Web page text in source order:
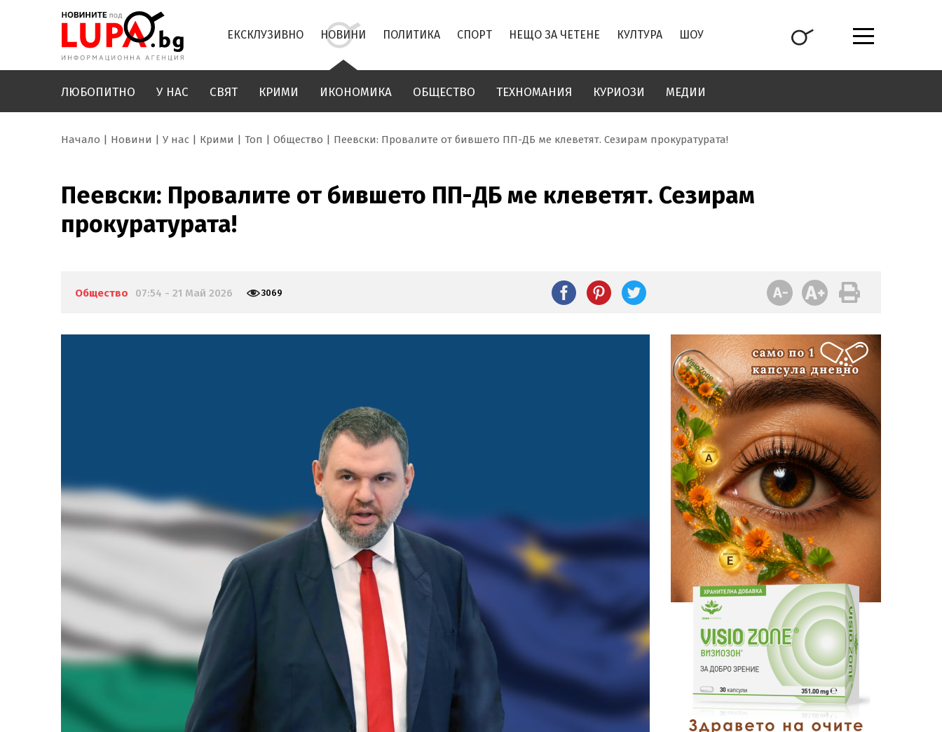
ЕКСКЛУЗИВНО НОВИНИ ПОЛИТИКА СПОРТ НЕЩО ЗА ЧЕТЕНЕ КУЛТУРА ШОУ
ЛЮБОПИТНО У НАС СВЯТ КРИМИ ИКОНОМИКА ОБЩЕСТВО ТЕХНОМАНИЯ КУРИОЗИ МЕДИИ
Начало Новини У нас Крими Топ Общество Пеевски: Провалите от бившето ПП-ДБ ме клеветят. Сезирам прокуратурата!
Пеевски: Провалите от бившето ПП-ДБ ме клеветят. Сезирам
прокуратурата!
Общество 07:54 - 21 Май 2026 3069